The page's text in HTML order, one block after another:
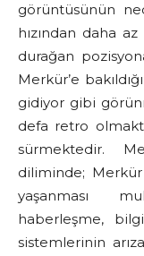
görüntüsünün
hızından daha
durağan
Merkür’e
gidiyor gibi
defa retro
sürmektedir.
diliminde;
yaşanması
haberleşme,
sistemlerinin